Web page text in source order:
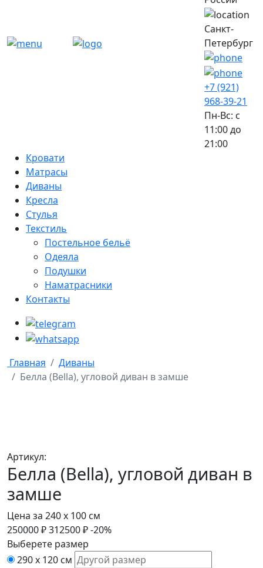
Санкт-
Петербург
+7 (921)
968-39-21
Пн-Вс: c
11:00 до
21:00
Кровати
Матрасы
Диваны
Кресла
Стулья
Текстиль
Постельное бельё
Одеяла
Подушки
Наматрасники
Контакты
Главная
Диваны
Белла (Bella), угловой диван в замше
Артикул:
Белла (Bella), угловой диван в
замше
Цена за 240 х 100 см
250000₽312500₽-20%
Выберете размер
290 х 120 см